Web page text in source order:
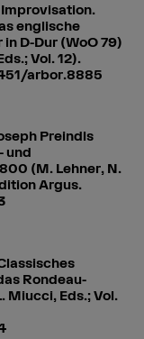
englische
D-Dur (WoO 79)
Vol. 12).
arbor.8885
Preindls
und
(M. Lehner, N.
Argus.
Rondeau-
Miucci, Eds.; Vol.